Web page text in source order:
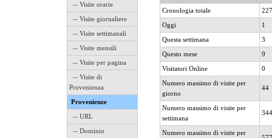
-- Visite orarie
-- Visite giornaliere
-- Visite settimanali
-- Visite mensili
-- Visite per pagina
-- Visite di
Provenienza
Provenienze
-- URL
-- Dominio
Cronologia totale
Oggi
1
Questa settimana
3
Questo mese
9
Visitatori Online
0
Numero massimo di visite per
giorno
44
Numero massimo di visite per
settimana
344
Numero massimo di visite per